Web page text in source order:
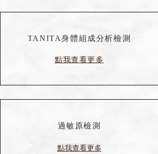
TANITA身體組成分析檢測
點我查看更多
過敏原檢測
點我查看更多